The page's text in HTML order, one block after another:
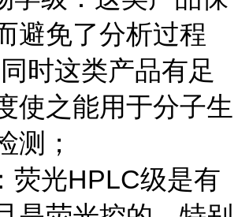
避免了分析过程
时这类产品有足
使之能用于分子生
测；
荧光HPLC级是有